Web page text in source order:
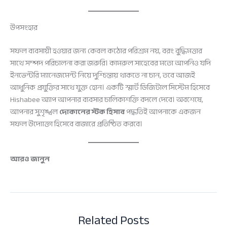
উপসংহার
সফল ব্যবসায়ী হওয়ার জন্য কেবল কঠোর পরিশ্রম নয়, বরং বুদ্ধিমত্তার
সাথে সম্পদ পরিচালনা করা জরুরি। কামরুল সাহেবের মতো আপনিও যদি
ইনভেন্টরি ম্যানেজমেন্ট নিয়ে দুশ্চিন্তায় থাকতে না চান, তবে আজই
আধুনিক প্রযুক্তির সাথে যুক্ত হোন। একটি স্মার্ট ডিজিটাল সিস্টেম হিসেবে
Hishabee অ্যাপ আপনার ব্যবসার চালিকাশক্তি বদলে দেবে। অবশেষে,
আপনার সুশৃঙ্খলদোকানের স্টক হিসাবপদ্ধতিই আপনাকে একজন
সফল উদ্যোক্তা হিসেবে বাজারে প্রতিষ্ঠিত করবে।
আরও জানুন
Related Posts